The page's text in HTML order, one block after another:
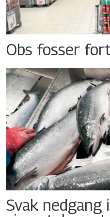
Obs fosser
Svak nedgang